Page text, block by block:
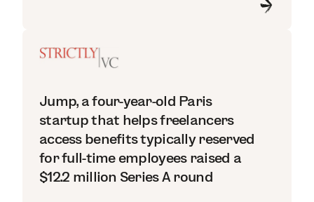
Jump, a four-year-old Paris
startup that helps freelancers
access benefits typically reserved
for full-time employees raised a
$12.2 million Series A round